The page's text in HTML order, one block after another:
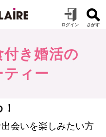
き婚活の
ティー
会いを楽しみたい方